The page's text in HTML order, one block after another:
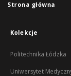
Strona główna
Kolekcje
Politechnika Łódzka
Uniwersytet